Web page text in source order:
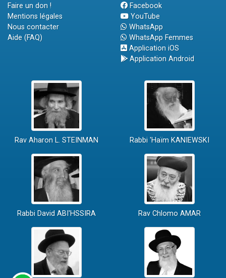
Faire un don !
Mentions légales
Nous contacter
Aide (FAQ)
Facebook
YouTube
WhatsApp
WhatsApp Femmes
Application iOS
Application Android
Rav Aharon L. STEINMAN Rabbi 'Haïm KANIEWSKI
Rabbi David ABI'HSSIRA Rav Chlomo AMAR